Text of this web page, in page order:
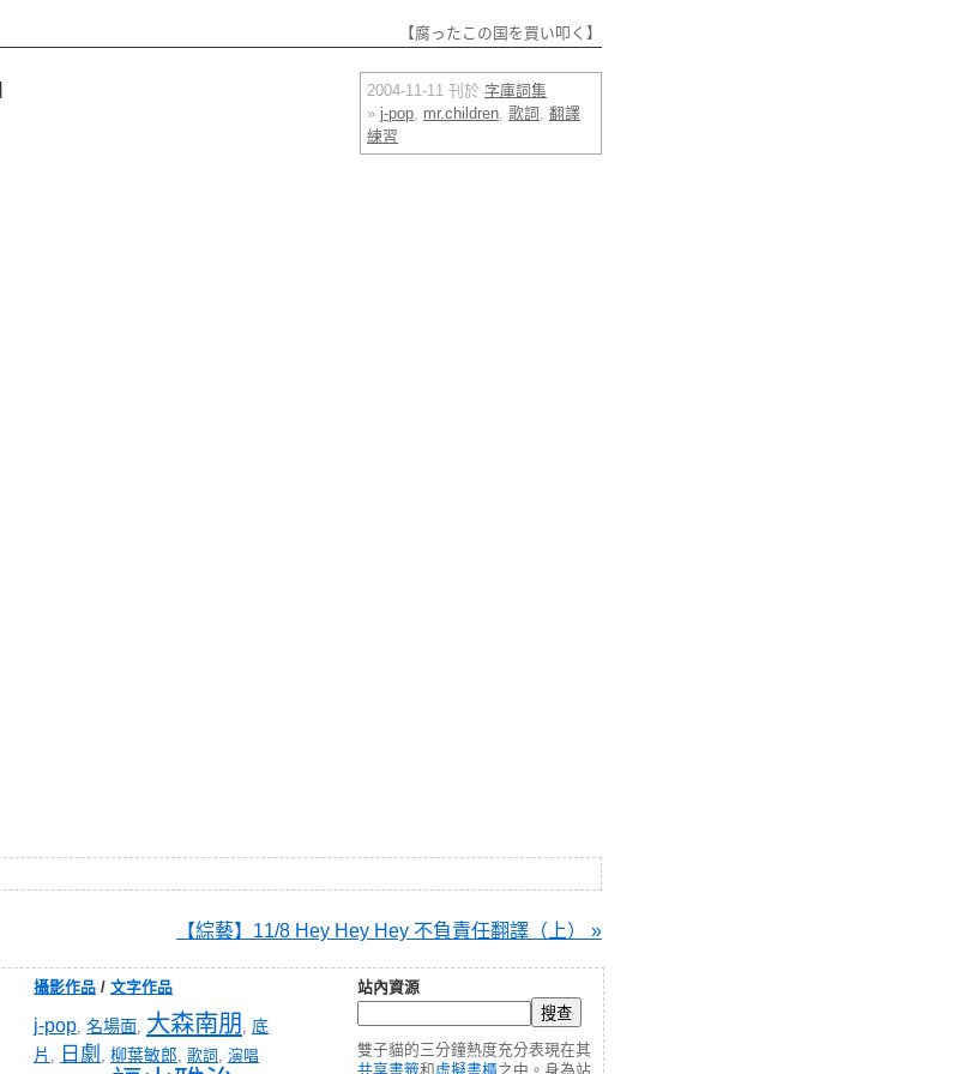
【腐ったこの国を買い叩く】
2004-11-11 刊於 字庫詞集
» j-pop, mr.children, 歌詞 , 翻譯
練習
【綜藝】11/8 Hey Hey Hey 不負責任翻譯（上） »
站內資源
雙子貓的三分鐘熱度充分表現在其
共享書籤和 虛擬書櫃之中。身為站
攝影作品 / 文字作品
j-pop, 名場面, 大森南朋 , 底
片 , 日劇 , 柳葉敏郎, 歌詞 , 演唱